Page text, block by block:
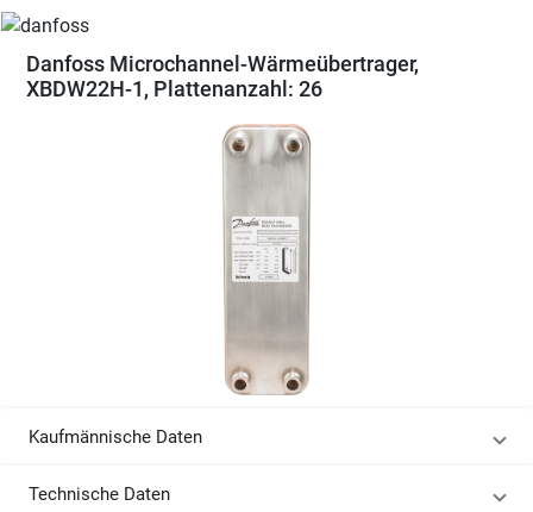
Danfoss Microchannel-Wärmeübertrager,
XBDW22H-1, Plattenanzahl: 26
Kaufmännische Daten
Technische Daten